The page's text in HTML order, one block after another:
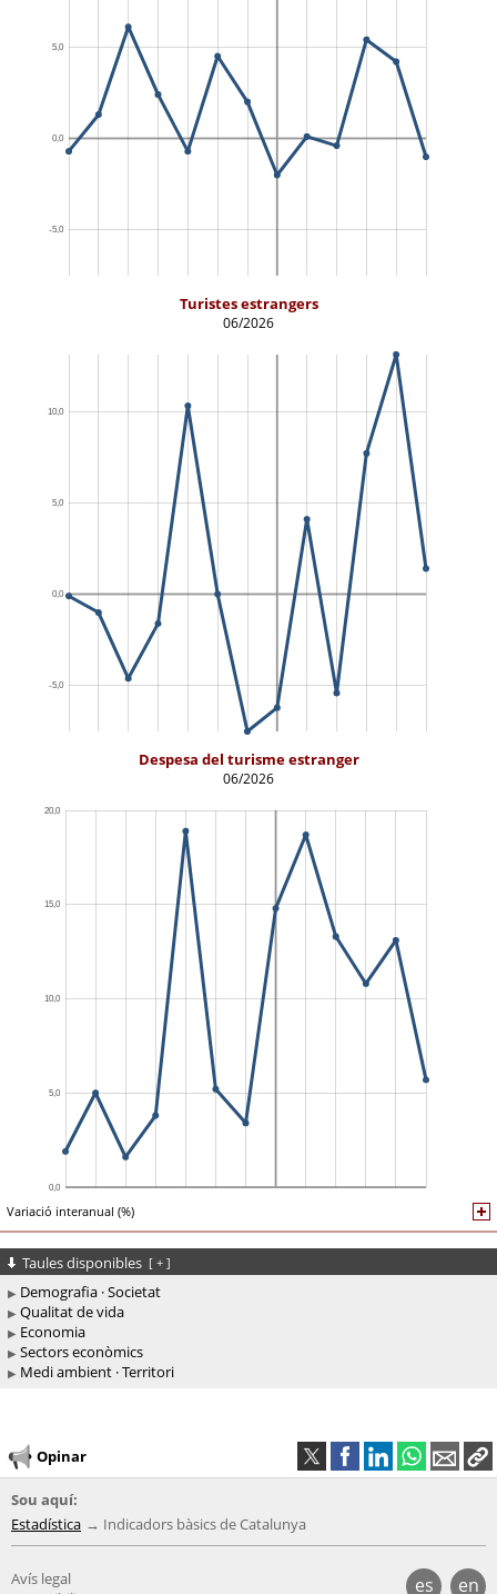
Turistes estrangers
06/2026
Despesa del turisme estranger
06/2026
Variació interanual (%)
Taules disponibles [ + ]
Demografia · Societat
Qualitat de vida
Economia
Sectors econòmics
Medi ambient · Territori
Opinar
Sou aquí:
Estadística
Indicadors bàsics de Catalunya
es en
Avís legal